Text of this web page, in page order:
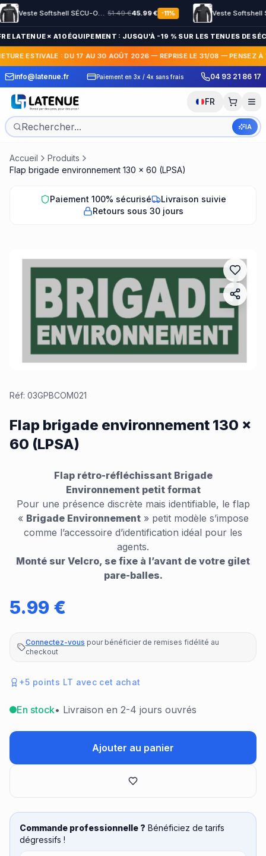
Veste Softshell SÉCU-ONE HV-TAPE Sécurité Privée noir 51.49 €45.99€ -11%
LATENUE × A10 ÉQUIPEMENT : JUSQU'À -19 % SUR LES TENUES DE
ESTIVALE : DU 17 AU 30 AOÛT 2026 — REPRISE LE 31/08 — PENSEZ À
info@latenue.fr
en France et
Paiement en 3x / 4x sans frais
30 jours pour
04 93 21 86 17
FR
IA
Accueil
Produits
Flap brigade environnement 130 x 60 (LPSA)
Paiement 100% sécurisé
Livraison suivie
Retours sous 30 jours
Réf: 03GPBCOM021
Flap brigade environnement 130 x
60 (LPSA)
Flap rétro-réfléchissant Brigade
Environnementpetit format
Pour une présence discrète mais identifiable, le flap
« Brigade Environnement» petit modèle s’impose
comme l’accessoire d’identification idéal pour les
agents.
Monté sur Velcro, se fixe à l’avant de votre gilet
pare-balles.
5.99 €
Connectez-vous pour bénéficier de remises fidélité au
checkout
+5 points LT avec cet achat
En stock• Livraison en 2-4 jours ouvrés
Ajouter au panier
Commande professionnelle ? Bénéficiez de tarifs
dégressifs !